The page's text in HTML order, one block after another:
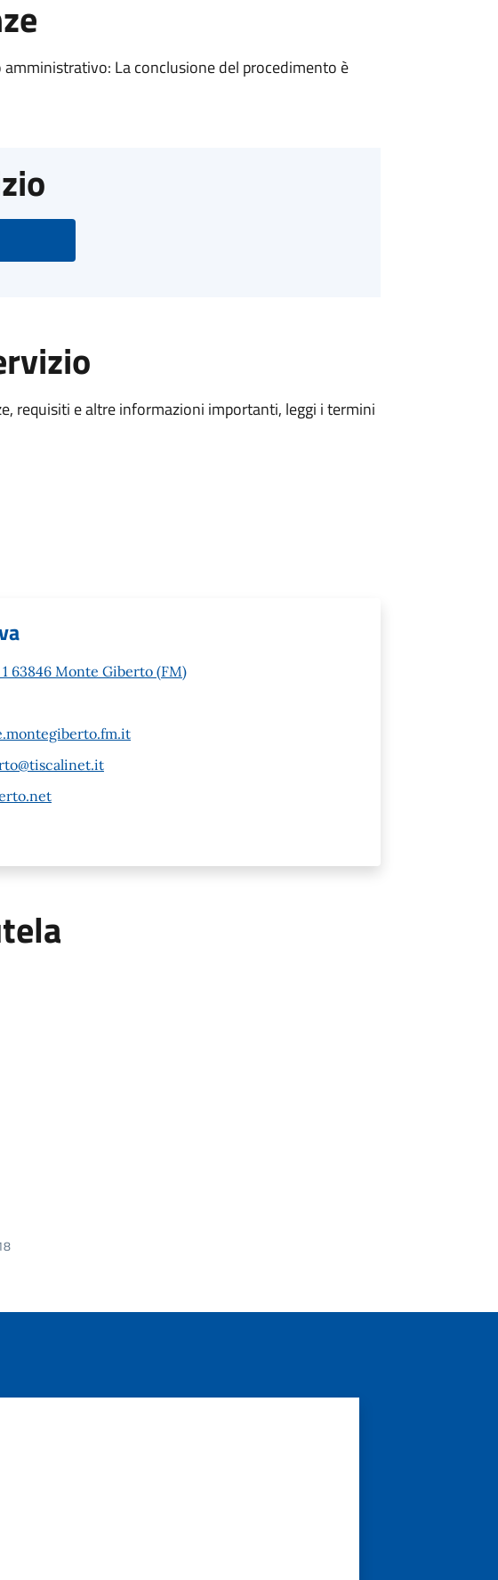
La conclusione del procedimento è
requisiti e altre informazioni importanti, leggi i termini
63846 Monte Giberto (FM)